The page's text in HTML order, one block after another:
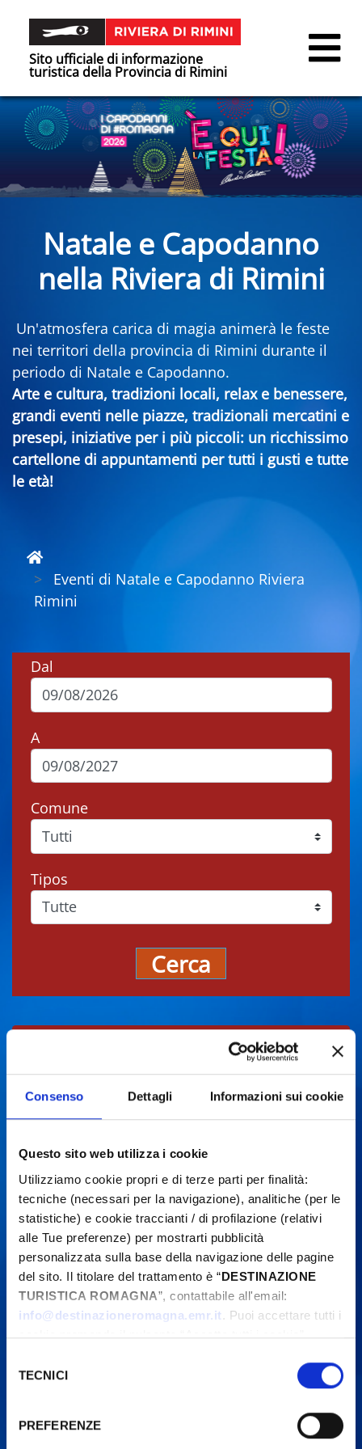
Consenso Dettagli Informazioni sui cookie
Questo sito web utilizza i cookie
Utilizziamo cookie propri e di terze parti per finalità:
tecniche (necessari per la navigazione), analitiche (per le
statistiche) e cookie traccianti / di profilazione (relativi
alle Tue preferenze) per mostrarti pubblicità
personalizzata sulla base della navigazione delle pagine
del sito. Il titolare del trattamento è “DESTINAZIONE
TURISTICA ROMAGNA”, contattabile all'email:
info@destinazioneromagna.emr.it. Puoi accettare tutti i
cookie premendo il pulsante “Accetta tutti i cookie”,
gestire le tue preferenze facendo clic su “Personalizza”.
Qualora acconsenti a tutti i cookie i Tuoi dati potranno
attualmente non fornisce garanzie idonee per il
delTECNICI
PREFERENZE
Sito ufficiale di informazione
turistica della Provincia di Rimini
Natale e Capodanno
nella Riviera di Rimini
Un'atmosfera carica di magia animerà le feste
nei territori della provincia di Rimini durante il
periodo di Natale e Capodanno.
Arte e cultura, tradizioni locali, relax e benessere,
grandi eventi nelle piazze, tradizionali mercatini e
presepi, iniziative per i più piccoli: un ricchissimo
cartellone di appuntamenti per tutti i gusti e tutte
le età!
Eventi di Natale e Capodanno Riviera
Rimini
Dal
A
Comune
Tipos
Cerca
Gli eventi potrebbero subire variazioni,
contattare sempre gli organizzatori prima di